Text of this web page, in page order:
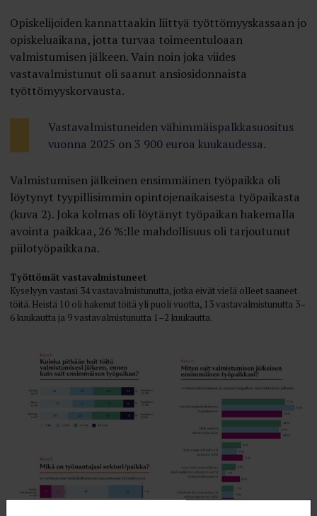
Opiskelijoiden kannattaakin liittyä työttömyyskassaan jo
opiskeluaikana, jotta turvaa toimeentuloaan
valmistumisen jälkeen. Vain noin joka viides
vastavalmistunut oli saanut ansiosidonnaista
työttömyyskorvausta.
Vastavalmistuneiden vähimmäispalkkasuositus
vuonna 2025 on 3 900 euroa kuukaudessa.
Valmistumisen jälkeinen ensimmäinen työpaikka oli
löytynyt tyypillisimmin opintojenaikaisesta työpaikasta
(kuva 2). Joka kolmas oli löytänyt työpaikan hakemalla
avointa paikkaa, 26 %:lle mahdollisuus oli tarjoutunut
piilotyöpaikkana.
Työttömät vastavalmistuneet
Kyselyyn vastasi 34 vastavalmistunutta, jotka eivät vielä olleet saaneet
töitä. Heistä 10 oli hakenut töitä yli puoli vuotta, 13 vastavalmistunutta 3–
6 kuukautta ja 9 vastavalmistunutta 1–2 kuukautta.